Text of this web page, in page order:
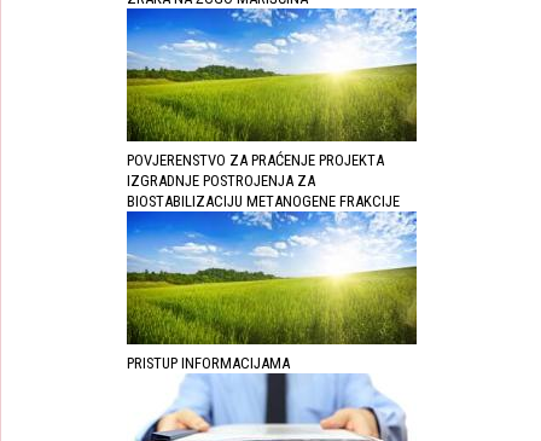
POVJERENSTVO ZA PRAĆENJE PROJEKTA
IZGRADNJE POSTROJENJA ZA
BIOSTABILIZACIJU METANOGENE FRAKCIJE
PRISTUP INFORMACIJAMA